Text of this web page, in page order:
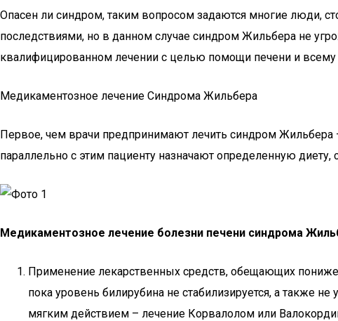
Опасен ли синдром, таким вопросом задаются многие люди,
последствиями, но в данном случае синдром Жильбера не
квалифицированном лечении с целью помощи печени и
Медикаментозное лечение Синдрома Жильбера
Первое, чем врачи предпринимают лечить синдром
параллельно с этим пациенту назначают определенную
Медикаментозное лечение болезни печени синдрома
Применение лекарственных средств, обещающих
пока уровень билирубина не стабилизируется, а также
мягким действием – лечение Корвалолом или